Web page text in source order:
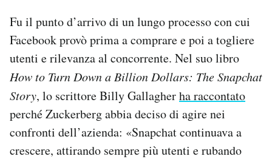
Fu il punto d’arrivo di un lungo processo con cui
Facebook provò prima a comprare e poi a togliere
utenti e rilevanza al concorrente. Nel suo libro
How to Turn Down a Billion Dollars: The Snapchat
Story, lo scrittore Billy Gallagherha raccontato
perché Zuckerberg abbia deciso di agire nei
confronti dell’azienda: «Snapchat continuava a
crescere, attirando sempre più utenti e rubando